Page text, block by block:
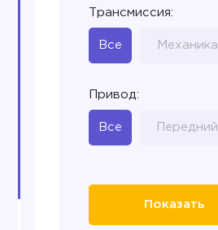
Трансмиссия:
Все Механика
Привод:
Все Передний